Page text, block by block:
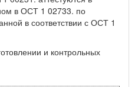
в ОСТ 1 02733. по
в соответствии с ОСТ 1
и контрольных